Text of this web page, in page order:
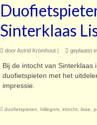
Sinterklaas
doorAstrid Kromhout| geplaatst
Bij de intocht van Sinterklaas
duofietspieten met het
impressie.
duofietspieten, hillegom, intocht, lisse,